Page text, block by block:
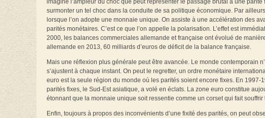
imagine l’ampleur du choc que peut représenter le passage brutal à une
surmonter un tel choc dans la conduite de sa politique économique. Par
lorsque l’on adopte une monnaie unique. On assiste à une accélération des
parités monétaires. C’est ce que l’on appelle la polarisation. L’effet est
2000, les balances commerciales allemande et française ont évolué de
allemande en 2013, 60 milliards d’euros de déficit de la balance française.
Mais une réflexion plus générale peut être avancée. Le monde contemporain
s’ajustent à chaque instant. On peut le regretter, un ordre monétaire
euro est la seule région du monde où les parités soient encore fixes. En
parités fixes, le Sud-Est asiatique, a volé en éclats. La zone euro constitue
étonnant que la monnaie unique soit ressentie comme un corset qui fait souffrir
Enfin, toujours à propos des inconvénients d’une fixité des parités, on peut